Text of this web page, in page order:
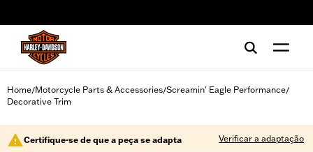
Home/Motorcycle Parts & Accessories/Screamin' Eagle Performance/
Decorative Trim
Certifique-se de que a peça se adapta Verificar a adaptação